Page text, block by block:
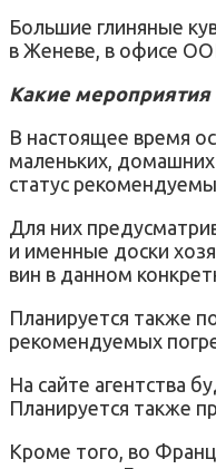
Большие глиняные
в Женеве, в офисе
Какие мероприятия
В настоящее время
маленьких, домашних
статус
Для них
и именные доски
вин в данном
Планируется также
рекомендуемых
На сайте агентства
Планируется также
Кроме того, во